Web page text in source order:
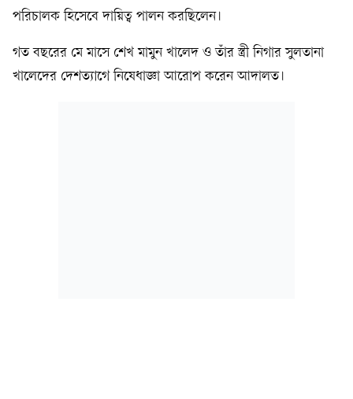
পরিচালক হিসেবে দায়িত্ব পালন করছিলেন।
গত বছরের মে মাসে শেখ মামুন খালেদ ও তাঁর স্ত্রী নিগার সুলতানা
খালেদের দেশত্যাগে নিষেধাজ্ঞা আরোপ করেন আদালত।